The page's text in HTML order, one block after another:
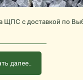
ЩПС с доставкой по
далее..